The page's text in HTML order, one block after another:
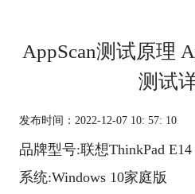
AppScan测试原理
测试
发布时间：2022-12-07 10: 57: 10
品牌型号:联想ThinkPad E14
系统:Windows 10家庭版